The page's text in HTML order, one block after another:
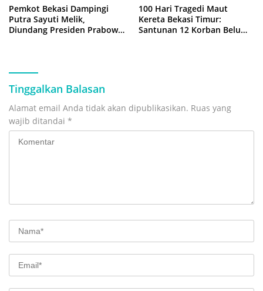
Pemkot Bekasi Dampingi
Putra Sayuti Melik,
Diundang Presiden Prabowo
100 Hari Tragedi Maut
Kereta Bekasi Timur:
Santunan 12 Korban Belum
Tinggalkan Balasan
Alamat email Anda tidak akan dipublikasikan. Ruas yang
wajib ditandai *